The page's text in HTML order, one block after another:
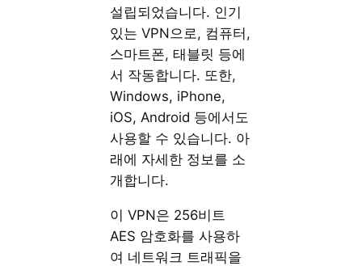
설립되었습니다. 인기
있는 VPN으로, 컴퓨터,
스마트폰, 태블릿 등에
서 작동합니다. 또한,
Windows, iPhone,
iOS, Android 등에서도
사용할 수 있습니다. 아
래에 자세한 정보를 소
개합니다.
이 VPN은 256비트
AES 암호화를 사용하
여 네트워크 트래픽을